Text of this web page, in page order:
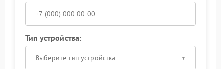
Тип устройства:
Выберите тип устройства